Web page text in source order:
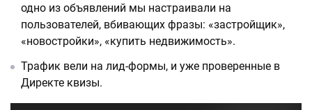
одно из объявлений мы настраивали на
пользователей, вбивающих фразы: «застройщик»,
«новостройки», «купить недвижимость».
Трафик вели на лид-формы, и уже проверенные в
Директе квизы.